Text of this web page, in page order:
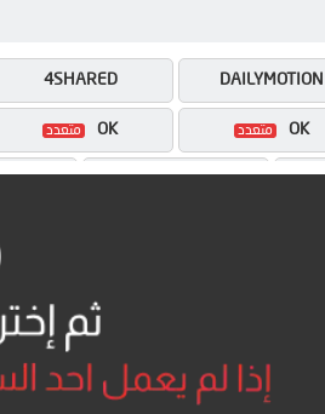
MP4UPLOAD
OK
OK
DAILYMOTION
4SHARED